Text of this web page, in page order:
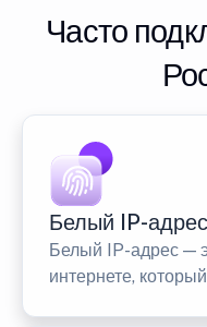
Часто
Белый IP-адрес
Белый IP-адрес —
интернете,